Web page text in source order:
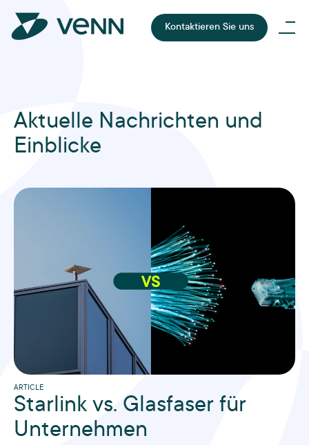
Kontaktieren Sie uns
Aktuelle Nachrichten und
Einblicke
ARTICLE
Starlink vs. Glasfaser für
Unternehmen